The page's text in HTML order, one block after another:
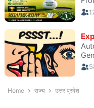
Home राज्य उत्तर प्रदेश